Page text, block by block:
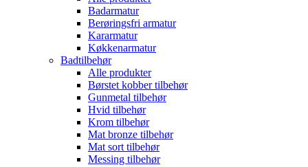
Badarmatur
Berøringsfri armatur
Kararmatur
Køkkenarmatur
Badtilbehør
Alle produkter
Børstet kobber tilbehør
Gunmetal tilbehør
Hvid tilbehør
Krom tilbehør
Mat bronze tilbehør
Mat sort tilbehør
Messing tilbehør